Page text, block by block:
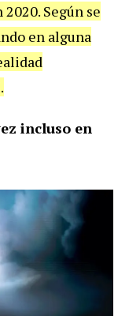
Según se
en alguna
incluso en